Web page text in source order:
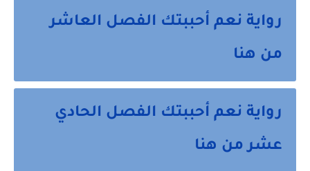
رواية نعم أحببتك الفصل العاشر
من هنا
رواية نعم أحببتك الفصل الحادي
عشر من هنا